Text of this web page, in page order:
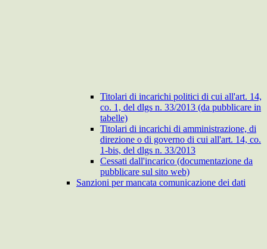
Titolari di incarichi politici di cui all'art. 14,
co. 1, del dlgs n. 33/2013 (da pubblicare in
tabelle)
Titolari di incarichi di amministrazione, di
direzione o di governo di cui all'art. 14, co.
1-bis, del dlgs n. 33/2013
Cessati dall'incarico (documentazione da
pubblicare sul sito web)
Sanzioni per mancata comunicazione dei dati